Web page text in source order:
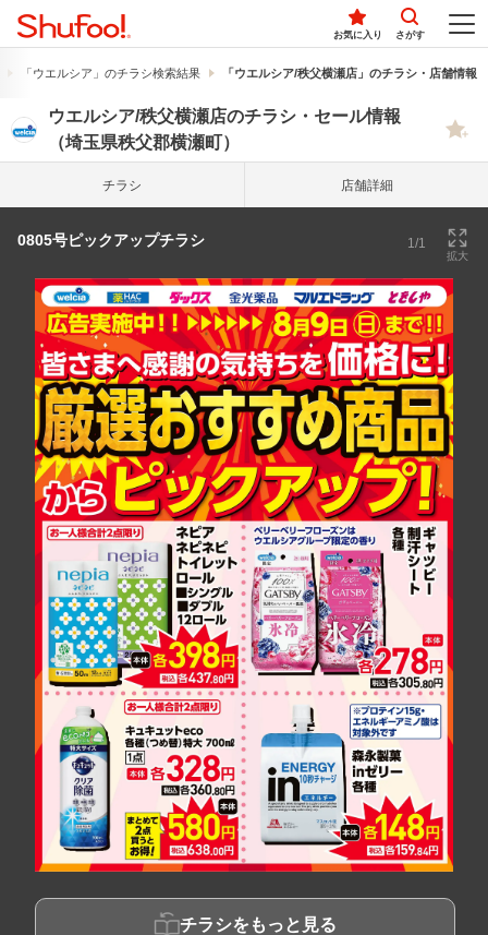
お気に入り さがす
「ウエルシア」のチラシ検索結果 「ウエルシア/秩父横瀬店」のチラシ・店舗情報
ウエルシア/秩父横瀬店のチラシ・セール情報
（埼玉県秩父郡横瀬町）
チラシ 店舗詳細
0805号ピックアップチラシ 1/1
拡大
チラシをもっと見る